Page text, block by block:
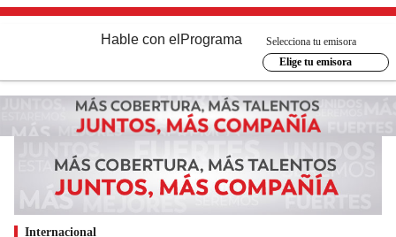
Hable con el Programa
Selecciona tu emisora
Elige tu emisora
Internacional